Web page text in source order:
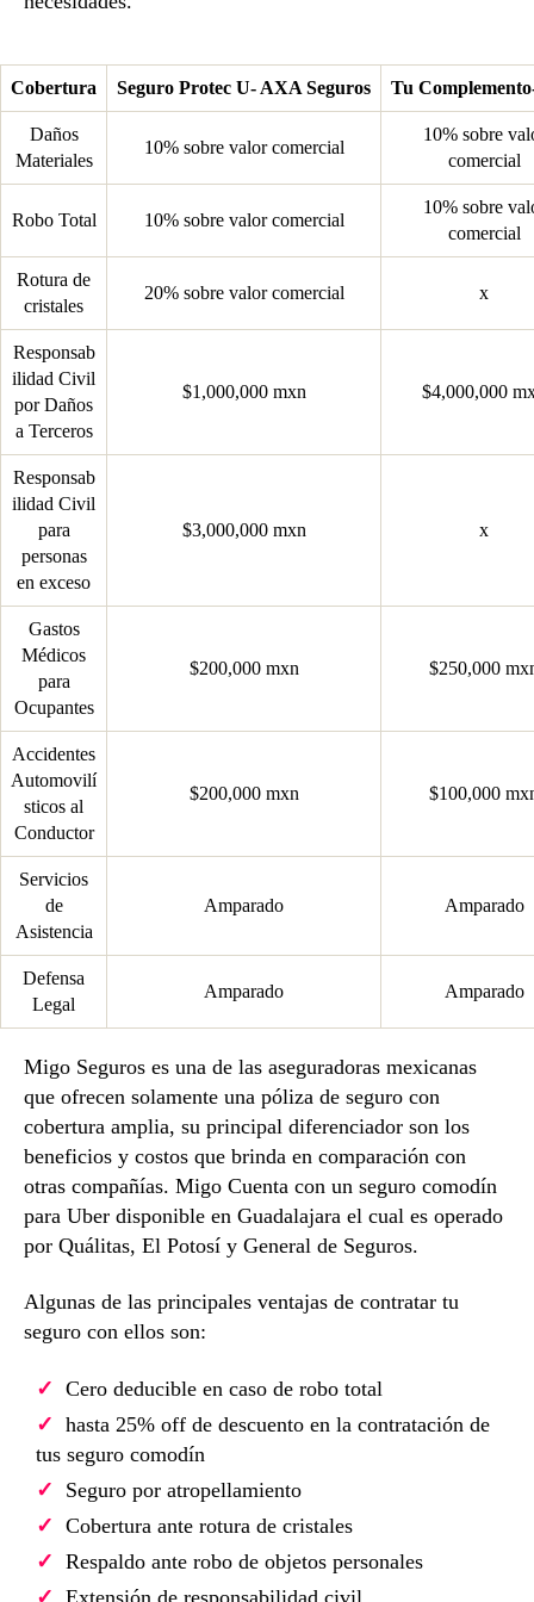
Cobertura Seguro Protec U- AXA Seguros Tu
Daños
Materiales
10% sobre valor comercial
10% sobre
comercial
Robo Total 10% sobre valor comercial
10% sobre
comercial
Rotura de
cristales
20% sobre valor comercial x
Responsab
ilidad Civil
por Daños
a Terceros
$1,000,000 mxn $4,000,000
Responsab
ilidad Civil
para
personas
en exceso
$3,000,000 mxn x
Gastos
Médicos
para
Ocupantes
$200,000 mxn $250,000
Accidentes
Automovilí
sticos al
Conductor
$200,000 mxn $100,000
Servicios
de
Asistencia
Amparado Amparado
Defensa
Legal
Amparado Amparado
Migo Seguros es una de las aseguradoras mexicanas
que ofrecen solamente una póliza de seguro con
cobertura amplia, su principal diferenciador son los
beneficios y costos que brinda en comparación con
otras compañías. Migo Cuenta con un seguro comodín
para Uber disponible en Guadalajara el cual es operado
por Quálitas, El Potosí y General de Seguros.
Algunas de las principales ventajas de contratar tu
seguro con ellos son:
Cero deducible en caso de robo total
hasta 25% off de descuento en la contratación de
tus seguro comodín
Seguro por atropellamiento
Cobertura ante rotura de cristales
Respaldo ante robo de objetos personales
Extensión de responsabilidad civil